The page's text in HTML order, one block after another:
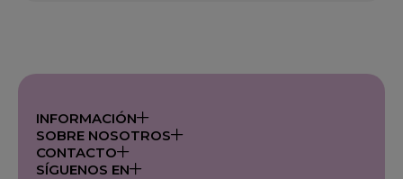
INFORMACIÓN
SOBRE NOSOTROS
CONTACTO
SÍGUENOS EN